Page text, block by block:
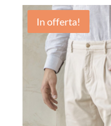
In offerta!